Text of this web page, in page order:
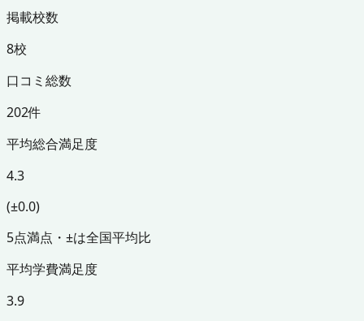
掲載校数
8校
口コミ総数
202件
平均総合満足度
4.3
(±0.0)
5点満点・±は全国平均比
平均学費満足度
3.9